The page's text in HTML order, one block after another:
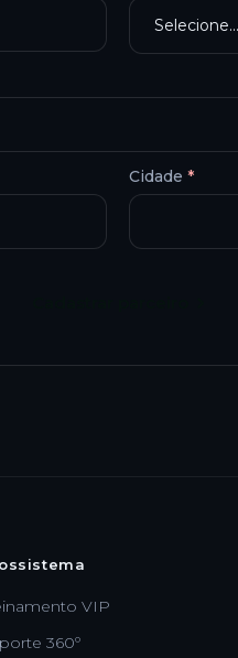
Cidade *
VIP
360º